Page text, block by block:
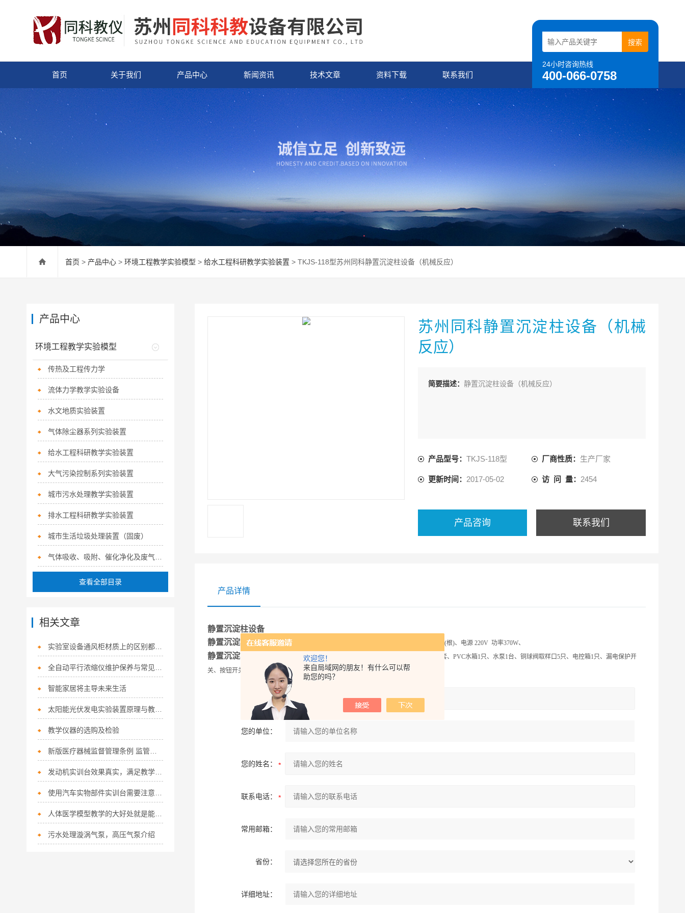
欢迎您！
来自局域网的朋友！有什么可以帮
助您的吗？
24小时咨询热线
400-066-0758
首页 关于我们 产品中心 新闻资讯 技术文章 资料下载 联系我们
首页 > 产品中心 > 环境工程教学实验模型 > 给水工程科研教学实验装置 > TKJS-118型苏州同科静置沉淀柱设备（机械反应）
苏州同科静置沉淀柱设备（机械
反应）
简要描述： 静置沉淀柱设备（机械反应）
产品型号： TKJS-118型 厂商性质： 生产厂家
更新时间： 2017-05-02 访 问 量： 2454
产品咨询 联系我们
产品详情
静置沉淀柱设备
静置沉淀柱设备主要参数： ：600 mm×500 mm×2300 mm 、数量：1组 (根)、 电源 220V 功率370W、
静置沉淀柱设备 有机玻璃沉淀柱1套 、柱内不锈钢搅拌器1套、PVC水箱1只、水泵1台、铜球阀取样口5只、电控箱1只、漏电保护开
关、按钮开关、连接管道和球阀 、不锈钢支架等组成
产品：
您的单位：
您的姓名：
联系电话：
常用邮箱：
省份：
详细地址：
产品中心
环境工程教学实验模型
传热及工程传力学
流体力学教学实验设备
水文地质实验装置
气体除尘器系列实验装置
给水工程科研教学实验装置
大气污染控制系列实验装置
城市污水处理教学实验装置
排水工程科研教学实验装置
城市生活垃圾处理装置（固废）
查看全部目录
相关文章
实验室设备通风柜材质上的区别都有哪些
智能家居将主导未来生活
太阳能光伏发电实验装置原理与教学应用详解
教学仪器的选购及检验
发动机实训台效果真实，满足教学需要
人体医学模型教学的大好处就是能将枯燥的微观结构知识转化成有趣的
污水处理漩涡气泵，高压气泵介绍